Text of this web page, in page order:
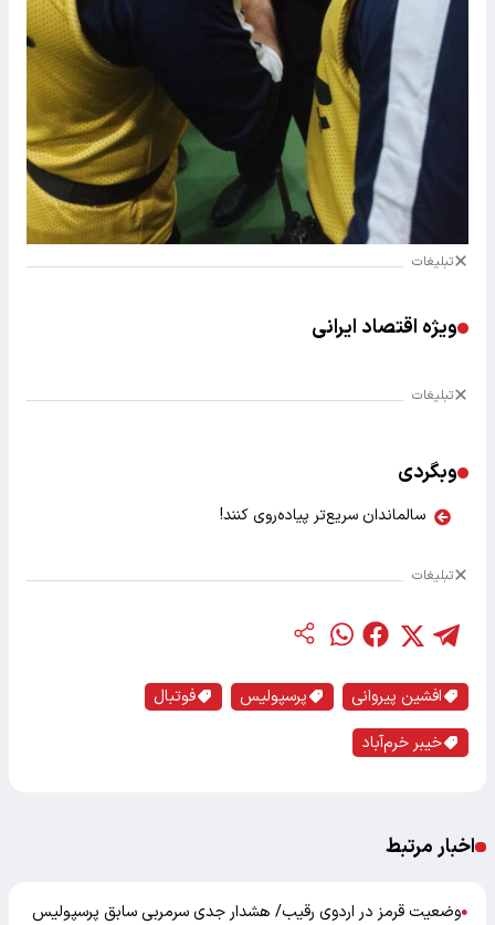
تبلیغات
ویژه اقتصاد ایرانی
تبلیغات
وبگردی
سالماندان سریع‌تر پیاده‌روی کنند!
تبلیغات
افشین پیروانی پرسپولیس
فوتبال
خیبر خرم‌آباد
اخبار مرتبط
●وضعیت قرمز در اردوی رقیب/ هشدار جدی سرمربی سابق پرسپولیس